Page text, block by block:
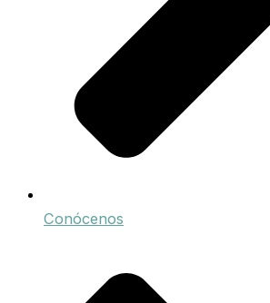
Conócenos